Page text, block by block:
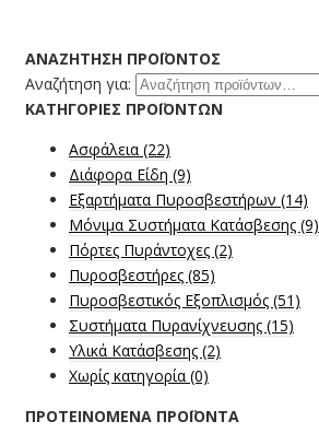
ΑΝΑΖΉΤΗΣΗ ΠΡΟΪΌΝΤΟΣ
Αναζήτηση για:
ΚΑΤΗΓΟΡΊΕΣ ΠΡΟΪΌΝΤΩΝ
Ασφάλεια (22)
Διάφορα Είδη (9)
Εξαρτήματα Πυροσβεστήρων (14)
Μόνιμα Συστήματα Κατάσβεσης (9)
Πόρτες Πυράντοχες (2)
Πυροσβεστήρες (85)
Πυροσβεστικός Εξοπλισμός (51)
Συστήματα Πυρανίχνευσης (15)
Υλικά Κατάσβεσης (2)
Χωρίς κατηγορία (0)
ΠΡΟΤΕΙΝΟΜΕΝΑ ΠΡΟΪΟΝΤΑ